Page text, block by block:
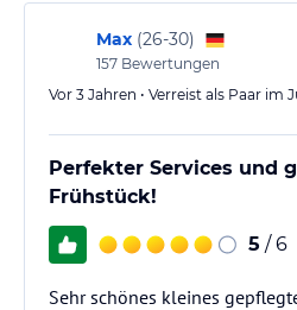
Platz. An kühlen Tagen und
ein warmes Feuer und lädt zum
bedienen wir Sie gern auf unserer
Hinweis: Allgemeine und
Hoteliers-/Veranstalter-/
ohne Gewähr und ohne Prüfung
jeweiligen Veranstalters.
Max (26-30)
157 Bewertungen
Vor 3 Jahren • Verreist als Paar im
Perfekter Services und
Frühstück!
5 / 6
Sehr schönes kleines